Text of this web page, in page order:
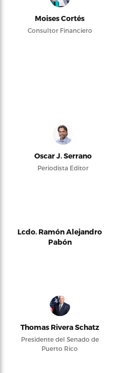
Moises Cortés
Consultor Financiero
Oscar J. Serrano
Periodista Editor
Lcdo. Ramón Alejandro
Pabón
Thomas Rivera Schatz
Presidente del Senado de
Puerto Rico